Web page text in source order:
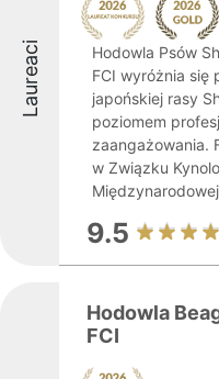
Laureaci
Hodowla Psów
FCI wyróżnia się
japońskiej rasy
poziomem
zaangażowania.
w Związku
9.5
Hodowla
FCI